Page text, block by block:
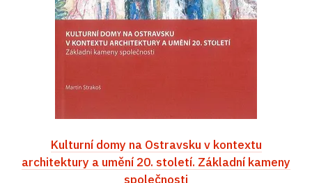
Kulturní domy na Ostravsku v kontextu
architektury a umění 20. století. Základní kameny
společnosti